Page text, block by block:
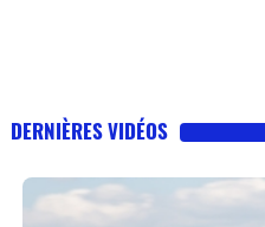
DERNIÈRES VIDÉOS